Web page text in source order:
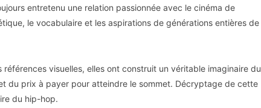
entretenu une relation passionnée avec le cinéma de
le vocabulaire et les aspirations de générations entières de
visuelles, elles ont construit un véritable imaginaire du
du prix à payer pour atteindre le sommet. Décryptage de cette
du hip-hop.